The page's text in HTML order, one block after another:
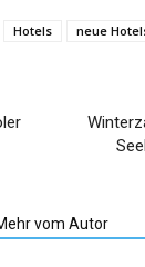
Hotels neue
vom Autor